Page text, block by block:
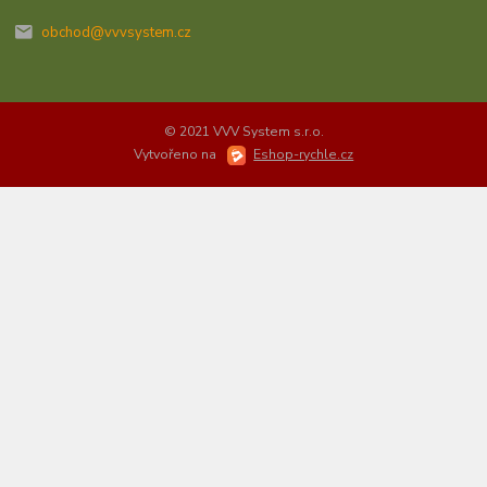
obchod@vvvsystem.cz
© 2021 VVV System s.r.o.
Vytvořeno na
Eshop-rychle.cz